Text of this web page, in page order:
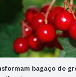
bagaço de